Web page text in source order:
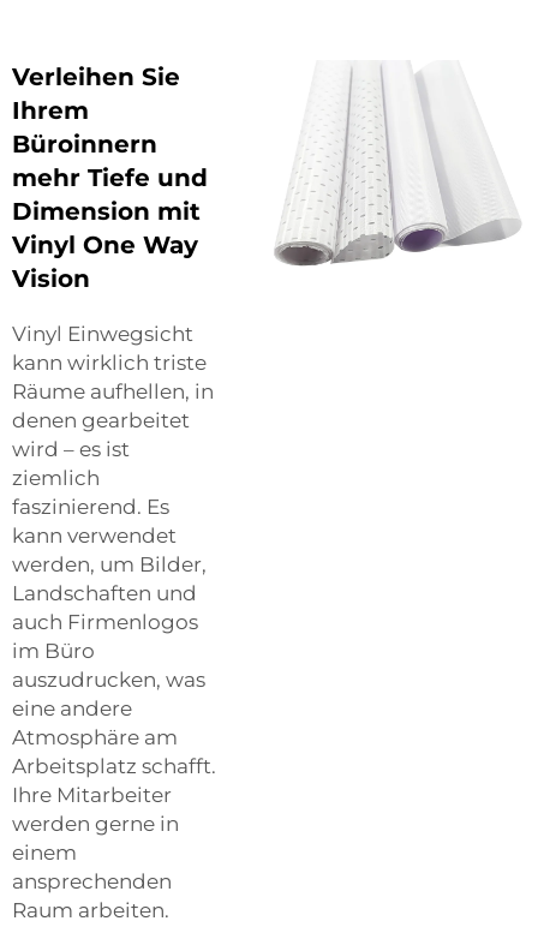
Verleihen Sie
Ihrem
Büroinnern
mehr Tiefe und
Dimension mit
Vinyl One Way
Vision
Vinyl Einwegsicht
kann wirklich triste
Räume aufhellen, in
denen gearbeitet
wird – es ist
ziemlich
faszinierend. Es
kann verwendet
werden, um Bilder,
Landschaften und
auch Firmenlogos
im Büro
auszudrucken, was
eine andere
Atmosphäre am
Arbeitsplatz schafft.
Ihre Mitarbeiter
werden gerne in
einem
ansprechenden
Raum arbeiten.